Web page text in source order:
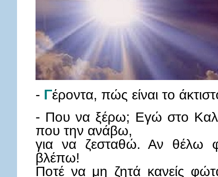
- Γέροντα, πώς είναι το
- Που να ξέρω; Εγώ στο
που την ανάβω,
για να ζεσταθώ. Αν θέλω
βλέπω!
Ποτέ να μη ζητά κανείς